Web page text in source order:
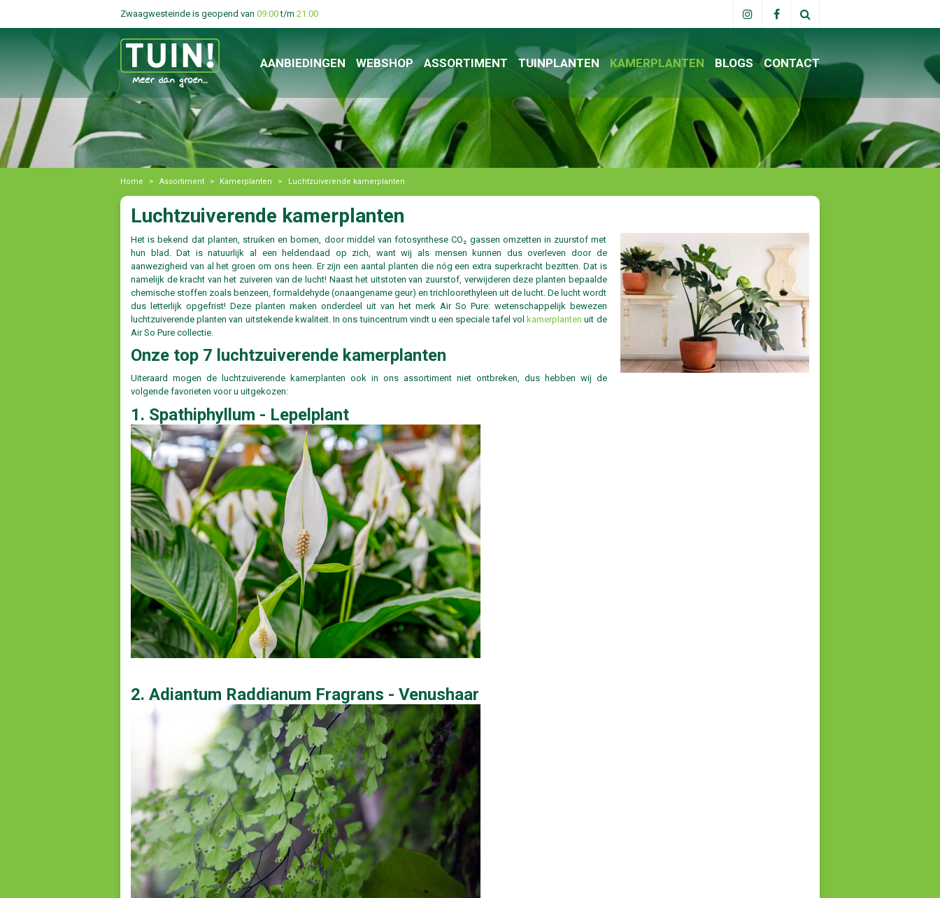
Home > Assortiment > Kamerplanten > Luchtzuiverende kamerplanten
Zwaagwesteinde is geopend van 09:00t/m 21:00
AANBIEDINGEN WEBSHOP ASSORTIMENT TUINPLANTEN KAMERPLANTEN BLOGS CONTACT
Luchtzuiverende kamerplanten
Het is bekend dat planten, struiken en bomen, door middel van fotosynthese CO₂ gassen omzetten in zuurstof met
hun blad. Dat is natuurlijk al een heldendaad op zich, want wij als mensen kunnen dus overleven door de
aanwezigheid van al het groen om ons heen. Er zijn een aantal planten die nóg een extra superkracht bezitten. Dat is
namelijk de kracht van het zuiveren van de lucht! Naast het uitstoten van zuurstof, verwijderen deze planten bepaalde
chemische stoffen zoals benzeen, formaldehyde (onaangename geur) en trichloorethyleen uit de lucht. De lucht wordt
dus letterlijk opgefrist! Deze planten maken onderdeel uit van het merk Air So Pure: wetenschappelijk bewezen
luchtzuiverende planten van uitstekende kwaliteit. In ons tuincentrum vindt u een speciale tafel vol kamerplanten uit de
Air So Pure collectie.
Onze top 7 luchtzuiverende kamerplanten
Uiteraard mogen de luchtzuiverende kamerplanten ook in ons assortiment niet ontbreken, dus hebben wij de
volgende favorieten voor u uitgekozen:
1. Spathiphyllum - Lepelplant
2. Adiantum Raddianum Fragrans - Venushaar